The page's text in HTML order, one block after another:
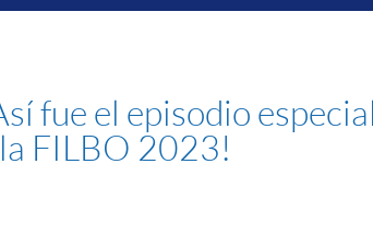
fue el episodio
FILBO 2023!